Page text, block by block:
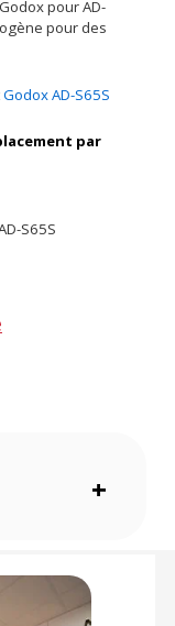
pour AD-
pour des
Godox AD-S65S
par
S65S
S65
au panier, basé
+